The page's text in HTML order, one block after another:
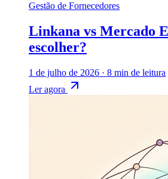
Gestão de Fornecedores
Linkana vs Mercado
escolher?
1 de julho de 2026 · 8 min de leitura
Ler agora